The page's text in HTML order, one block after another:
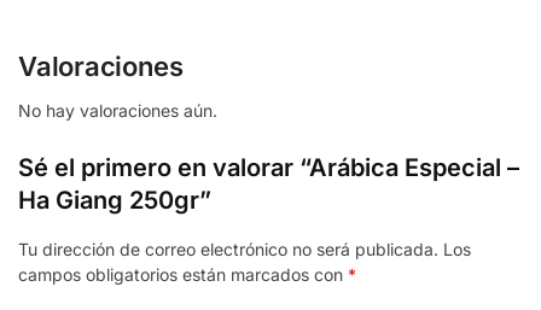
Valoraciones
No hay valoraciones aún.
Sé el primero en valorar “Arábica Especial –
Ha Giang 250gr”
Tu dirección de correo electrónico no será publicada. Los
campos obligatorios están marcados con *